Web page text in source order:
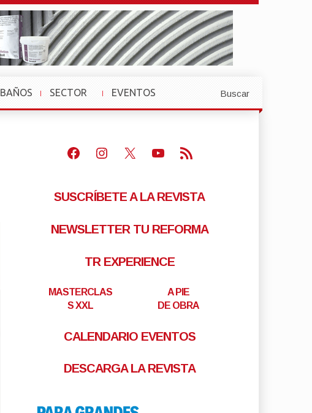
BAÑOS
SECTOR
»
EVENTOS
»
Buscar
Facebook
Instagram
X Youtube
Feed RSS
SUSCRÍBETE A LA REVISTA
NEWSLETTER TU REFORMA
TR EXPERIENCE
MASTERCLAS
S XXL
A PIE
DE OBRA
CALENDARIO EVENTOS
DESCARGA LA REVISTA